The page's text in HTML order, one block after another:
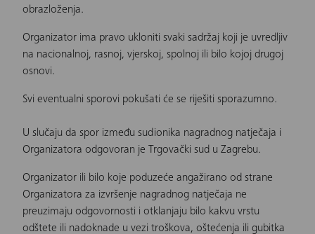
obrazloženja.
Organizator ima pravo ukloniti svaki sadržaj koji je uvredljiv
na nacionalnoj, rasnoj, vjerskoj, spolnoj ili bilo kojoj drugoj
osnovi.
Svi eventualni sporovi pokušati će se riješiti sporazumno.
U slučaju da spor između sudionika nagradnog natječaja i
Organizatora odgovoran je Trgovački sud u Zagrebu.
Organizator ili bilo koje poduzeće angažirano od strane
Organizatora za izvršenje nagradnog natječaja ne
preuzimaju odgovornosti i otklanjaju bilo kakvu vrstu
odštete ili nadoknade u vezi troškova, oštećenja ili gubitka